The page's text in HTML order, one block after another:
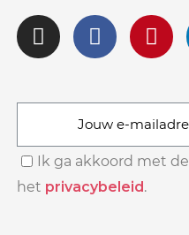
Ik ga akkoord met de
het privacybeleid.